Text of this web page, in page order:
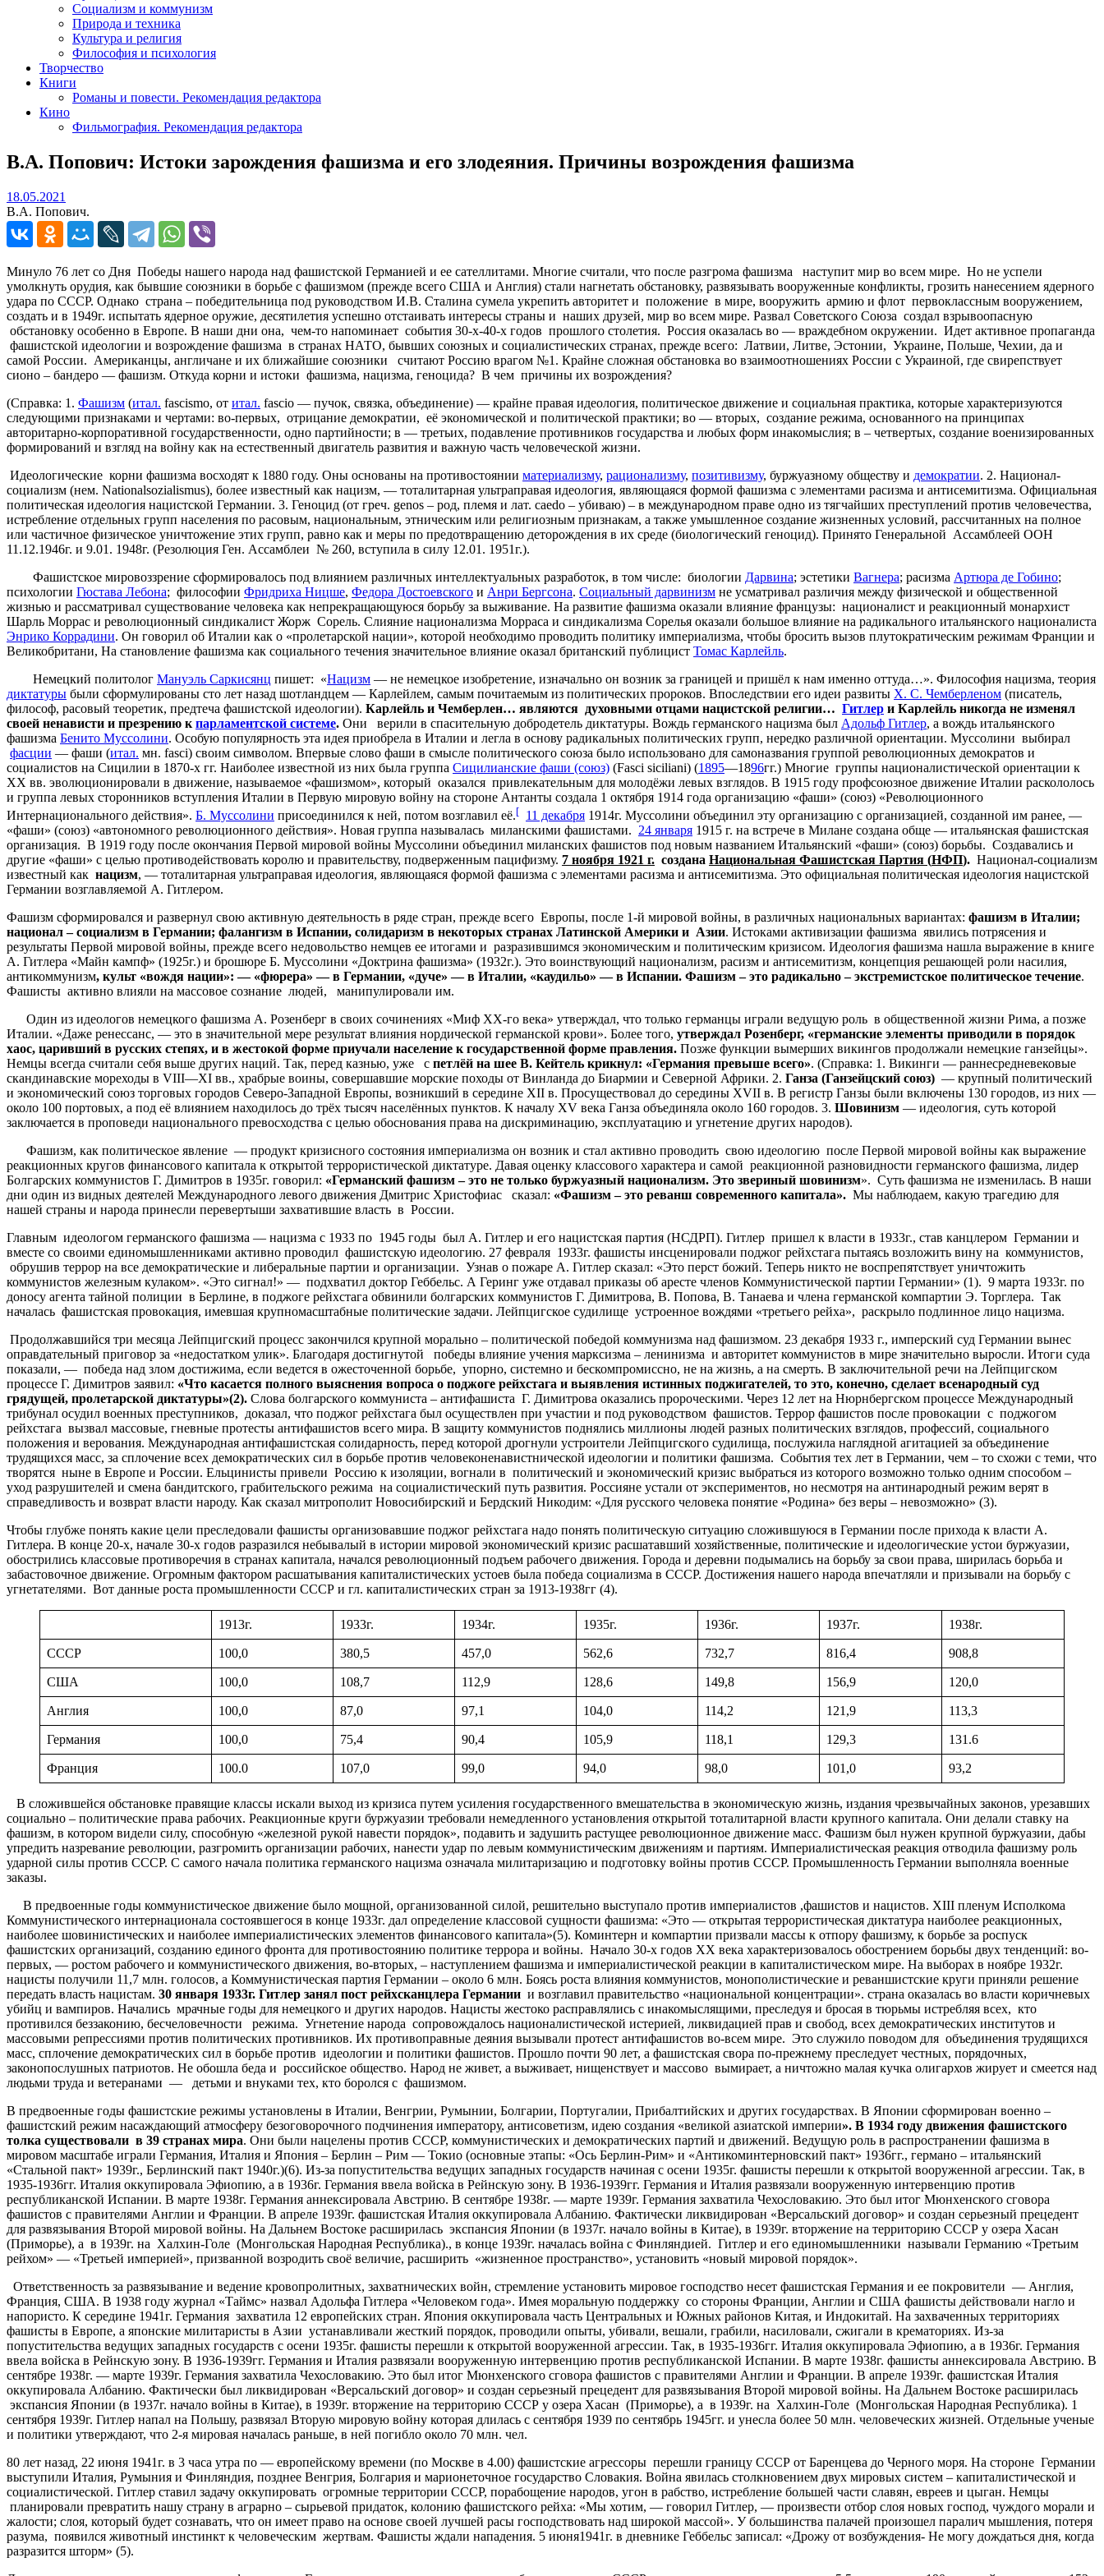
Социализм и коммунизм
Природа и техника
Культура и религия
Философия и психология
Творчество
Книги
Романы и повести. Рекомендация редактора
Кино
Фильмография. Рекомендация редактора
В.А. Попович: Истоки зарождения фашизма и его злодеяния. Причины возрождения фашизма
18.05.2021
В.А. Попович.
Минуло 76 лет со Дня Победы нашего народа над фашистской Германией и ее сателлитами. Многие считали, что после разгрома фашизма наступит мир во всем мире. Но не успели
умолкнуть орудия, как бывшие союзники в борьбе с фашизмом (прежде всего США и Англия) стали нагнетать обстановку, развязывать вооруженные конфликты, грозить нанесением ядерного
удара по СССР. Однако страна – победительница под руководством И.В. Сталина сумела укрепить авторитет и положение в мире, вооружить армию и флот первоклассным вооружением,
создать и в 1949г. испытать ядерное оружие, десятилетия успешно отстаивать интересы страны и наших друзей, мир во всем мире. Развал Советского Союза создал взрывоопасную
обстановку особенно в Европе. В наши дни она, чем-то напоминает события 30-х-40-х годов прошлого столетия. Россия оказалась во — враждебном окружении. Идет активное пропаганда
фашистской идеологии и возрождение фашизма в странах НАТО, бывших союзных и социалистических странах, прежде всего: Латвии, Литве, Эстонии, Украине, Польше, Чехии, да и
самой России. Американцы, англичане и их ближайшие союзники считают Россию врагом №1. Крайне сложная обстановка во взаимоотношениях России с Украиной, где свирепствует
сионо – бандеро — фашизм. Откуда корни и истоки фашизма, нацизма, геноцида? В чем причины их возрождения?
(Справка: 1. Фашизм (итал. fascismo, от итал. fascio — пучок, связка, объединение) — крайне правая идеология, политическое движение и социальная практика, которые характеризуются
следующими признаками и чертами: во-первых, отрицание демократии, её экономической и политической практики; во — вторых, создание режима, основанного на принципах
авторитарно-корпоративной государственности, одно партийности; в — третьих, подавление противников государства и любых форм инакомыслия; в – четвертых, создание военизированных
формирований и взгляд на войну как на естественный двигатель развития и важную часть человеческой жизни.
Идеологические корни фашизма восходят к 1880 году. Оны основаны на противостоянии материализму, рационализму, позитивизму, буржуазному обществу и демократии. 2. Национал-
социализм (нем. Nationalsozialismus), более известный как нацизм, — тоталитарная ультраправая идеология, являющаяся формой фашизма с элементами расизма и антисемитизма. Официальная
политическая идеология нацистской Германии. 3. Геноцид (от греч. genos – род, племя и лат. caedo – убиваю) – в международном праве одно из тягчайших преступлений против человечества,
истребление отдельных групп населения по расовым, национальным, этническим или религиозным признакам, а также умышленное создание жизненных условий, рассчитанных на полное
или частичное физическое уничтожение этих групп, равно как и меры по предотвращению деторождения в их среде (биологический геноцид). Принято Генеральной Ассамблеей ООН
11.12.1946г. и 9.01. 1948г. (Резолюция Ген. Ассамблеи № 260, вступила в силу 12.01. 1951г.).
Фашистское мировоззрение сформировалось под влиянием различных интеллектуальных разработок, в том числе: биологии Дарвина; эстетики Вагнера; расизма Артюра де Гобино;
психологии Гюстава Лебона; философии Фридриха Ницше, Федора Достоевского и Анри Бергсона. Социальный дарвинизм не усматривал различия между физической и общественной
жизнью и рассматривал существование человека как непрекращающуюся борьбу за выживание. На развитие фашизма оказали влияние французы: националист и реакционный монархист
Шарль Моррас и революционный синдикалист Жорж Сорель. Слияние национализма Морраса и синдикализма Сорелья оказали большое влияние на радикального итальянского националиста
Энрико Коррадини. Он говорил об Италии как о «пролетарской нации», которой необходимо проводить политику империализма, чтобы бросить вызов плутократическим режимам Франции и
Великобритани, На становление фашизма как социального течения значительное влияние оказал британский публицист Томас Карлейль.
Немецкий политолог Мануэль Саркисянц пишет: «Нацизм — не немецкое изобретение, изначально он возник за границей и пришёл к нам именно оттуда…». Философия нацизма, теория
диктатуры были сформулированы сто лет назад шотландцем — Карлейлем, самым почитаемым из политических пророков. Впоследствии его идеи развиты Х. С. Чемберленом (писатель,
философ, расовый теоретик, предтеча фашистской идеологии). Карлейль и Чемберлен… являются духовными отцами нацистской религии… Гитлер и Карлейль никогда не изменял
своей ненависти и презрению к парламентской системе. Они верили в спасительную добродетель диктатуры. Вождь германского нацизма был Адольф Гитлер, а вождь итальянского
фашизма Бенито Муссолини. Особую популярность эта идея приобрела в Италии и легла в основу радикальных политических групп, нередко различной ориентации. Муссолини выбирал
фасции — фаши (итал. мн. fasci) своим символом. Впервые слово фаши в смысле политического союза было использовано для самоназвания группой революционных демократов и
социалистов на Сицилии в 1870-х гг. Наиболее известной из них была группа Сицилианские фаши (союз) (Fasci siciliani) (1895—1896гг.) Многие группы националистической ориентации к
XX вв. эволюционировали в движение, называемое «фашизмом», который оказался привлекательным для молодёжи левых взглядов. В 1915 году профсоюзное движение Италии раскололось
и группа левых сторонников вступления Италии в Первую мировую войну на стороне Антанты создала 1 октября 1914 года организацию «фаши» (союз) «Революционного
Интернационального действия». Б. Муссолини присоединился к ней, потом возглавил её.[ 11 декабря 1914г. Муссолини объединил эту организацию с организацией, созданной им ранее, —
«фаши» (союз) «автономного революционного действия». Новая группа называлась миланскими фашистами. 24 января 1915 г. на встрече в Милане создана обще — итальянская фашистская
организация. В 1919 году после окончания Первой мировой войны Муссолини объединил миланских фашистов под новым названием Итальянский «фаши» (союз) борьбы. Создавались и
другие «фаши» с целью противодействовать королю и правительству, подверженным пацифизму. 7 ноября 1921 г. создана Национальная Фашистская Партия (НФП). Национал-социализм
известный как нацизм, — тоталитарная ультраправая идеология, являющаяся формой фашизма с элементами расизма и антисемитизма. Это официальная политическая идеология нацистской
Германии возглавляемой А. Гитлером.
Фашизм сформировался и развернул свою активную деятельность в ряде стран, прежде всего Европы, после 1-й мировой войны, в различных национальных вариантах: фашизм в Италии;
национал – социализм в Германии; фалангизм в Испании, солидаризм в некоторых странах Латинской Америки и Азии. Истоками активизации фашизма явились потрясения и
результаты Первой мировой войны, прежде всего недовольство немцев ее итогами и разразившимся экономическим и политическим кризисом. Идеология фашизма нашла выражение в книге
А. Гитлера «Майн кампф» (1925г.) и брошюре Б. Муссолини «Доктрина фашизма» (1932г.). Это воинствующий национализм, расизм и антисемитизм, концепция решающей роли насилия,
антикоммунизм, культ «вождя нации»: — «фюрера» —в Германии, «дуче» —в Италии, «каудильо» —в Испании. Фашизм – это радикально – экстремистское политическое течение.
Фашисты активно влияли на массовое сознание людей, манипулировали им.
Один из идеологов немецкого фашизма А. Розенберг в своих сочинениях «Миф ХХ-го века» утверждал, что только германцы играли ведущую роль в общественной жизни Рима, а позже
Италии. «Даже ренессанс, — это в значительной мере результат влияния нордической германской крови». Более того, утверждал Розенберг, «германские элементы приводили в порядок
хаос, царивший в русских степях, и в жестокой форме приучали население к государственной форме правления. Позже функции вымерших викингов продолжали немецкие ганзейцы».
Немцы всегда считали себя выше других наций. Так, перед казнью, уже с петлёй на шее В. Кейтель крикнул: «Германия превыше всего». (Справка: 1. Викинги — раннесредневековые
скандинавские мореходы в VIII—XI вв., храбрые воины, совершавшие морские походы от Винланда до Биармии и Северной Африки. 2. Ганза (Ганзейцский союз) — крупный политический
и экономический союз торговых городов Северо-Западной Европы, возникший в середине XII в. Просуществовал до середины XVII в. В регистр Ганзы были включены 130 городов, из них —
около 100 портовых, а под её влиянием находилось до трёх тысяч населённых пунктов. К началу XV века Ганза объединяла около 160 городов. 3. Шовинизм — идеология, суть которой
заключается в проповеди национального превосходства с целью обоснования права на дискриминацию, эксплуатацию и угнетение других народов).
Фашизм, как политическое явление — продукт кризисного состояния империализма он возник и стал активно проводить свою идеологию после Первой мировой войны как выражение
реакционных кругов финансового капитала к открытой террористической диктатуре. Давая оценку классового характера и самой реакционной разновидности германского фашизма, лидер
Болгарских коммунистов Г. Димитров в 1935г. говорил: «Германский фашизм – это не только буржуазный национализм. Это звериный шовинизм». Суть фашизма не изменилась. В наши
дни один из видных деятелей Международного левого движения Дмитрис Христофиас сказал: «Фашизм – это реванш современного капитала». Мы наблюдаем, какую трагедию для
нашей страны и народа принесли перевертыши захватившие власть в России.
Главным идеологом германского фашизма — нацизма с 1933 по 1945 годы был А. Гитлер и его нацистская партия (НСДРП). Гитлер пришел к власти в 1933г., став канцлером Германии и
вместе со своими единомышленниками активно проводил фашистскую идеологию. 27 февраля 1933г. фашисты инсценировали поджог рейхстага пытаясь возложить вину на коммунистов,
обрушив террор на все демократические и либеральные партии и организации. Узнав о пожаре А. Гитлер сказал: «Это перст божий. Теперь никто не воспрепятствует уничтожить
коммунистов железным кулаком». «Это сигнал!» — подхватил доктор Геббельс. А Геринг уже отдавал приказы об аресте членов Коммунистической партии Германии» (1). 9 марта 1933г. по
доносу агента тайной полиции в Берлине, в поджоге рейхстага обвинили болгарских коммунистов Г. Димитрова, В. Попова, В. Танаева и члена германской компартии Э. Торглера. Так
началась фашистская провокация, имевшая крупномасштабные политические задачи. Лейпцигское судилище устроенное вождями «третьего рейха», раскрыло подлинное лицо нацизма.
Продолжавшийся три месяца Лейпцигский процесс закончился крупной морально – политической победой коммунизма над фашизмом. 23 декабря 1933 г., имперский суд Германии вынес
оправдательный приговор за «недостатком улик». Благодаря достигнутой победы влияние учения марксизма – ленинизма и авторитет коммунистов в мире значительно выросли. Итоги суда
показали, — победа над злом достижима, если ведется в ожесточенной борьбе, упорно, системно и бескомпромиссно, не на жизнь, а на смерть. В заключительной речи на Лейпцигском
процессе Г. Димитров заявил: «Что касается полного выяснения вопроса о поджоге рейхстага и выявления истинных поджигателей, то это, конечно, сделает всенародный суд
грядущей, пролетарской диктатуры»(2). Слова болгарского коммуниста – антифашиста Г. Димитрова оказались пророческими. Через 12 лет на Нюрнбергском процессе Международный
трибунал осудил военных преступников, доказал, что поджог рейхстага был осуществлен при участии и под руководством фашистов. Террор фашистов после провокации с поджогом
рейхстага вызвал массовые, гневные протесты антифашистов всего мира. В защиту коммунистов поднялись миллионы людей разных политических взглядов, профессий, социального
положения и верования. Международная антифашистская солидарность, перед которой дрогнули устроители Лейпцигского судилища, послужила наглядной агитацией за объединение
трудящихся масс, за сплочение всех демократических сил в борьбе против человеконенавистнической идеологии и политики фашизма. События тех лет в Германии, чем – то схожи с теми, что
творятся ныне в Европе и России. Ельцинисты привели Россию к изоляции, вогнали в политический и экономический кризис выбраться из которого возможно только одним способом –
уход разрушителей и смена бандитского, грабительского режима на социалистический путь развития. Россияне устали от экспериментов, но несмотря на антинародный режим верят в
справедливость и возврат власти народу. Как сказал митрополит Новосибирский и Бердский Никодим: «Для русского человека понятие «Родина» без веры – невозможно» (3).
Чтобы глубже понять какие цели преследовали фашисты организовавшие поджог рейхстага надо понять политическую ситуацию сложившуюся в Германии после прихода к власти А.
Гитлера. В конце 20-х, начале 30-х годов разразился небывалый в истории мировой экономический кризис расшатавший хозяйственные, политические и идеологические устои буржуазии,
обострились классовые противоречия в странах капитала, начался революционный подъем рабочего движения. Города и деревни подымались на борьбу за свои права, ширилась борьба и
забастовочное движение. Огромным фактором расшатывания капиталистических устоев была победа социализма в СССР. Достижения нашего народа впечатляли и призывали на борьбу с
угнетателями. Вот данные роста промышленности СССР и гл. капиталистических стран за 1913-1938гг (4).
1913г. 1933г. 1934г. 1935г. 1936г. 1937г. 1938г.
СССР 100,0 380,5 457,0 562,6 732,7 816,4 908,8
США 100,0 108,7 112,9 128,6 149,8 156,9 120,0
Англия 100,0 87,0 97,1 104,0 114,2 121,9 113,3
Германия 100,0 75,4 90,4 105,9 118,1 129,3 131.6
Франция 100.0 107,0 99,0 94,0 98,0 101,0 93,2
В сложившейся обстановке правящие классы искали выход из кризиса путем усиления государственного вмешательства в экономическую жизнь, издания чрезвычайных законов, урезавших
социально – политические права рабочих. Реакционные круги буржуазии требовали немедленного установления открытой тоталитарной власти крупного капитала. Они делали ставку на
фашизм, в котором видели силу, способную «железной рукой навести порядок», подавить и задушить растущее революционное движение масс. Фашизм был нужен крупной буржуазии, дабы
упредить назревание революции, разгромить организации рабочих, нанести удар по левым коммунистическим движениям и партиям. Империалистическая реакция отводила фашизму роль
ударной силы против СССР. С самого начала политика германского нацизма означала милитаризацию и подготовку войны против СССР. Промышленность Германии выполняла военные
заказы.
В предвоенные годы коммунистическое движение было мощной, организованной силой, решительно выступало против империалистов ,фашистов и нацистов. ХIII пленум Исполкома
Коммунистического интернационала состоявшегося в конце 1933г. дал определение классовой сущности фашизма: «Это — открытая террористическая диктатура наиболее реакционных,
наиболее шовинистических и наиболее империалистических элементов финансового капитала»(5). Коминтерн и компартии призвали массы к отпору фашизму, к борьбе за роспуск
фашистских организаций, созданию единого фронта для противостоянию политике террора и войны. Начало 30-х годов ХХ века характеризовалось обострением борьбы двух тенденций: во-
первых, — ростом рабочего и коммунистического движения, во-вторых, – наступлением фашизма и империалистической реакции в капиталистическом мире. На выборах в ноябре 1932г.
нацисты получили 11,7 млн. голосов, а Коммунистическая партия Германии – около 6 млн. Боясь роста влияния коммунистов, монополистические и реваншистские круги приняли решение
передать власть нацистам. 30 января 1933г. Гитлер занял пост рейхсканцлера Германии и возглавил правительство «национальной концентрации». страна оказалась во власти коричневых
убийц и вампиров. Начались мрачные годы для немецкого и других народов. Нацисты жестоко расправлялись с инакомыслящими, преследуя и бросая в тюрьмы истребляя всех, кто
противился беззаконию, бесчеловечности режима. Угнетение народа сопровождалось националистической истерией, ликвидацией прав и свобод, всех демократических институтов и
массовыми репрессиями против политических противников. Их противоправные деяния вызывали протест антифашистов во-всем мире. Это служило поводом для объединения трудящихся
масс, сплочение демократических сил в борьбе против идеологии и политики фашистов. Прошло почти 90 лет, а фашистская свора по-прежнему преследует честных, порядочных,
законопослушных патриотов. Не обошла беда и российское общество. Народ не живет, а выживает, нищенствует и массово вымирает, а ничтожно малая кучка олигархов жирует и смеется над
людьми труда и ветеранами — детьми и внуками тех, кто боролся с фашизмом.
В предвоенные годы фашистские режимы установлены в Италии, Венгрии, Румынии, Болгарии, Португалии, Прибалтийских и других государствах. В Японии сформирован военно –
фашистский режим насаждающий атмосферу безоговорочного подчинения императору, антисоветизм, идею создания «великой азиатской империи». В 1934 году движения фашистского
толка существовали в 39 странах мира. Они были нацелены против СССР, коммунистических и демократических партий и движений. Ведущую роль в распространении фашизма в
мировом масштабе играли Германия, Италия и Япония – Берлин – Рим — Токио (основные этапы: «Ось Берлин-Рим» и «Антикоминтерновский пакт» 1936гг., германо – итальянский
«Стальной пакт» 1939г., Берлинский пакт 1940г.)(6). Из-за попустительства ведущих западных государств начиная с осени 1935г. фашисты перешли к открытой вооруженной агрессии. Так, в
1935-1936гг. Италия оккупировала Эфиопию, а в 1936г. Германия ввела войска в Рейнскую зону. В 1936-1939гг. Германия и Италия развязали вооруженную интервенцию против
республиканской Испании. В марте 1938г. Германия аннексировала Австрию. В сентябре 1938г. — марте 1939г. Германия захватила Чехословакию. Это был итог Мюнхенского сговора
фашистов с правителями Англии и Франции. В апреле 1939г. фашистская Италия оккупировала Албанию. Фактически ликвидирован «Версальский договор» и создан серьезный прецедент
для развязывания Второй мировой войны. На Дальнем Востоке расширилась экспансия Японии (в 1937г. начало войны в Китае), в 1939г. вторжение на территорию СССР у озера Хасан
(Приморье), а в 1939г. на Халхин-Голе (Монгольская Народная Республика)., в конце 1939г. началась война с Финляндией. Гитлер и его единомышленники называли Германию «Третьим
рейхом» — «Третьей империей», призванной возродить своё величие, расширить «жизненное пространство», установить «новый мировой порядок».
Ответственность за развязывание и ведение кровопролитных, захватнических войн, стремление установить мировое господство несет фашистская Германия и ее покровители — Англия,
Франция, США. В 1938 году журнал «Таймс» назвал Адольфа Гитлера «Человеком года». Имея моральную поддержку со стороны Франции, Англии и США фашисты действовали нагло и
напористо. К середине 1941г. Германия захватила 12 европейских стран. Япония оккупировала часть Центральных и Южных районов Китая, и Индокитай. На захваченных территориях
фашисты в Европе, а японские милитаристы в Азии устанавливали жесткий порядок, проводили опыты, убивали, вешали, грабили, насиловали, сжигали в крематориях. Из-за
попустительства ведущих западных государств с осени 1935г. фашисты перешли к открытой вооруженной агрессии. Так, в 1935-1936гг. Италия оккупировала Эфиопию, а в 1936г. Германия
ввела войска в Рейнскую зону. В 1936-1939гг. Германия и Италия развязали вооруженную интервенцию против республиканской Испании. В марте 1938г. фашисты аннексировала Австрию. В
сентябре 1938г. — марте 1939г. Германия захватила Чехословакию. Это был итог Мюнхенского сговора фашистов с правителями Англии и Франции. В апреле 1939г. фашистская Италия
оккупировала Албанию. Фактически был ликвидирован «Версальский договор» и создан серьезный прецедент для развязывания Второй мировой войны. На Дальнем Востоке расширилась
экспансия Японии (в 1937г. начало войны в Китае), в 1939г. вторжение на территорию СССР у озера Хасан (Приморье), а в 1939г. на Халхин-Голе (Монгольская Народная Республика). 1
сентября 1939г. Гитлер напал на Польшу, развязал Вторую мировую войну которая длилась с сентября 1939 по сентябрь 1945гг. и унесла более 50 млн. человеческих жизней. Отдельные ученые
и политики утверждают, что 2-я мировая началась раньше, в ней погибло около 70 млн. чел.
80 лет назад, 22 июня 1941г. в 3 часа утра по — европейскому времени (по Москве в 4.00) фашистские агрессоры перешли границу СССР от Баренцева до Черного моря. На стороне Германии
выступили Италия, Румыния и Финляндия, позднее Венгрия, Болгария и марионеточное государство Словакия. Война явилась столкновением двух мировых систем – капиталистической и
социалистической. Гитлер ставил задачу оккупировать огромные территории СССР, порабощение народов, угон в рабство, истребление большей части славян, евреев и цыган. Немцы
планировали превратить нашу страну в аграрно – сырьевой придаток, колонию фашистского рейха: «Мы хотим, — говорил Гитлер, — произвести отбор слоя новых господ, чуждого морали и
жалости; слоя, который будет сознавать, что он имеет право на основе своей лучшей расы господствовать над широкой массой». У большинства палачей произошел паралич мышления, потеря
разума, появился животный инстинкт к человеческим жертвам. Фашисты ждали нападения. 5 июня1941г. в дневнике Геббельс записал: «Дрожу от возбуждения- Не могу дождаться дня, когда
разразится шторм» (5).